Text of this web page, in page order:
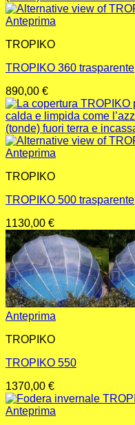
Anteprima
TROPIKO
TROPIKO 360 trasparente
890,00 €
Anteprima
TROPIKO
TROPIKO 500 trasparente
1130,00 €
Anteprima
TROPIKO
TROPIKO 550
1370,00 €
Anteprima